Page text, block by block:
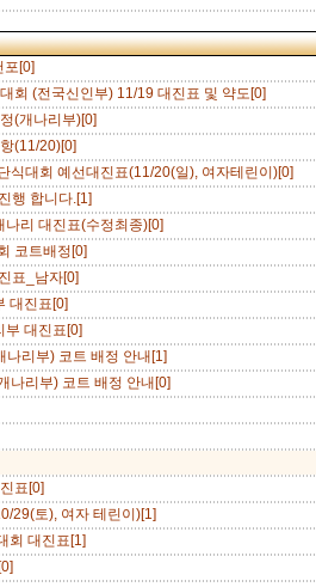
포[0]
회 (전국신인부) 11/19 대진표 및 약도[0]
(개나리부)[0]
(11/20)[0]
식대회 예선대진표(11/20(일), 여자테린이)[0]
행 합니다.[1]
리 대진표(수정최종)[0]
코트배정[0]
표_남자[0]
대진표[0]
부 대진표[0]
리부) 코트 배정 안내[1]
나리부) 코트 배정 안내[0]
표[0]
29(토), 여자 테린이)[1]
회 대진표[1]